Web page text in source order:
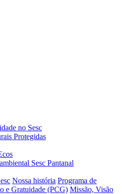
no Sesc
Protegidas
Sesc Pantanal
Nossa história Programa de
e Gratuidade (PCG) Missão, Visão